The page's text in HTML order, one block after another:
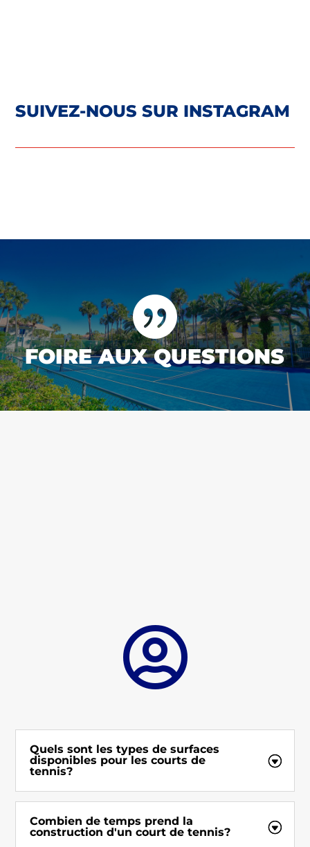
SUIVEZ-NOUS SUR INSTAGRAM

FOIRE AUX QUESTIONS

Quels sont les types de surfaces
disponibles pour les courts de
tennis?
Combien de temps prend la
construction d'un court de tennis?